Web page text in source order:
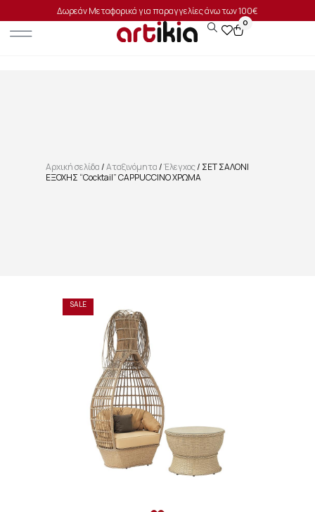
Δωρεάν Μεταφορικά για παραγγελίες άνω των 100€
0
Αρχική σελίδα/Αταξινόμητα/Έλεγχος/ ΣΕΤ ΣΑΛΟΝΙ
ΕΞΟΧΗΣ “Cocktail” CAPPUCCINO ΧΡΩΜΑ
SALE